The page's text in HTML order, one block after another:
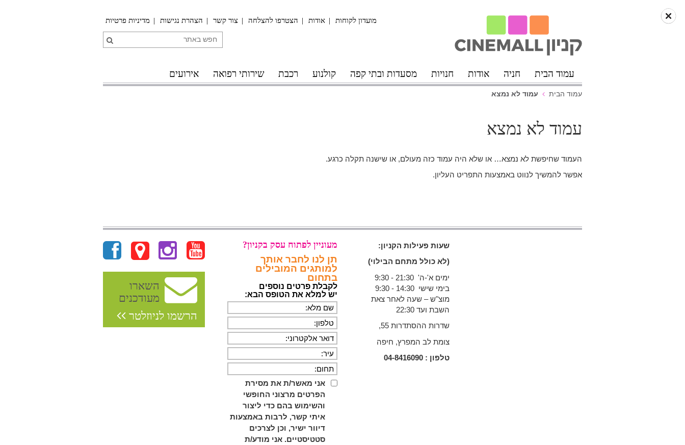
מועדון לקוחות אודות הצטרפו להצלחה צור קשר הצהרת נגישות מדיניות פרטיות
עמוד הבית חניה אודות חנויות מסעדות ובתי קפה קולנוע רכבת שירותי רפואה אירועים
עמוד הבית עמוד לא נמצא
עמוד לא נמצא
העמוד שחיפשת לא נמצא… או שלא היה עמוד כזה מעולם, או שישנה תקלה כרגע.
אפשר להמשיך לנווט באמצעות התפריט העליון.
שעות פעילות הקניון:
(לא כולל מתחם הבילוי)
ימים א'-ה' 21:30 - 9:30
בימי שישי 14:30 - 9:30
מוצ"ש – שעה לאחר צאת
השבת ועד 22:30
שדרות ההסתדרות 55,
צומת לב המפרץ, חיפה
טלפון : 04-8416090
מעוניין לפתוח עסק בקניון?
תן לנו לחבר אותך
למותגים המובילים
בתחום
לקבלת פרטים נוספים
יש למלא את הטופס הבא:
אני מאשר/ת את מסירת
הפרטים מרצוני החופשי
והשימוש בהם כדי ליצור
איתי קשר, לרבות באמצעות
דיוור ישיר, וכן לצרכים
סטטיסטיים. אני מודע/ת
השארו
מעודכנים
הרשמו לניוזלטר